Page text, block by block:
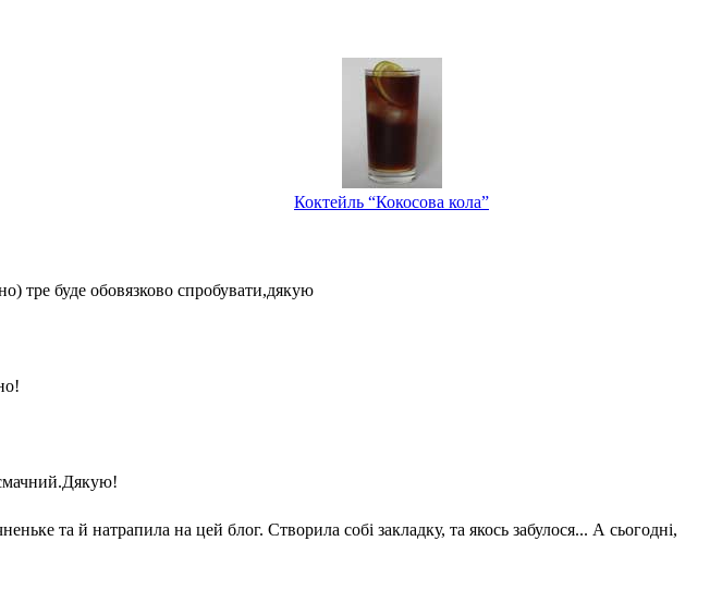
Коктейль “Кокосова кола”
тре буде обовязково спробувати,дякую
та й натрапила на цей блог. Створила собі закладку, та якось забулося... А сьогодні,